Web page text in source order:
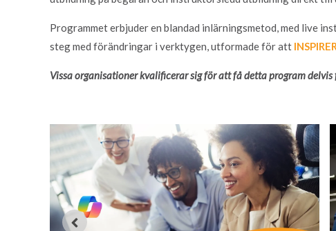
Programmet erbjuder en blandad inlärningsmetod, med live
steg med förändringar i verktygen, utformade för att
Vissa organisationer kvalificerar sig för att få detta program